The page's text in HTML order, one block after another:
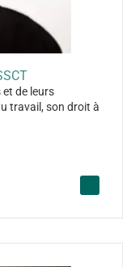
et de leurs
travail, son droit à